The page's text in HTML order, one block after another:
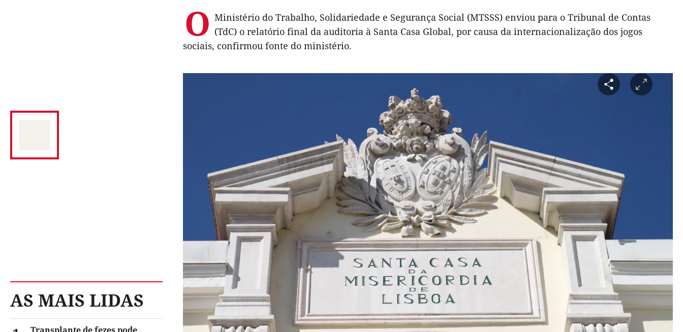
AS MAIS LIDAS
O Ministério do Trabalho, Solidariedade e Segurança Social (MTSSS) enviou para o Tribunal de Contas
(TdC) o relatório final da auditoria à Santa Casa Global, por causa da internacionalização dos jogos
sociais, confirmou fonte do ministério.